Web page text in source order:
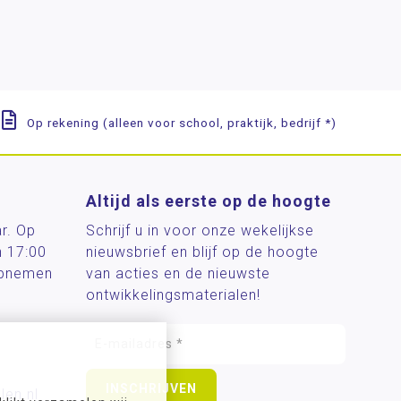
Op rekening (alleen voor school, praktijk, bedrijf *)
Op
17:00
Altijd als eerste op de hoogte
Schrijf u in voor onze wekelijkse
nieuwsbrief en blijf op de hoogte
van acties en de nieuwste
ontwikkelingsmaterialen!